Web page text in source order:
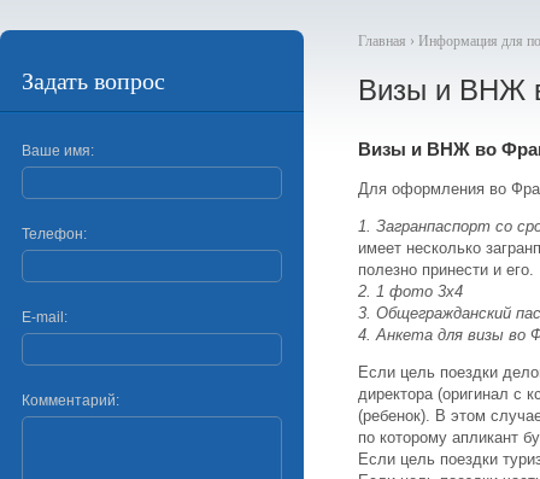
Главная › Информация для
Визы и ВНЖ
Визы и ВНЖ во
Для оформления во
1. Загранпаспорт со
имеет несколько
полезно принести и его.
2. 1 фото 3x4
3. Общегражданский
4. Анкета для визы во
Если цель поездки
директора (оригинал с
(ребенок). В этом
по которому апликант
Если цель поездки
Задать вопрос
Ваше имя:
Телефон:
E-mail:
Комментарий: